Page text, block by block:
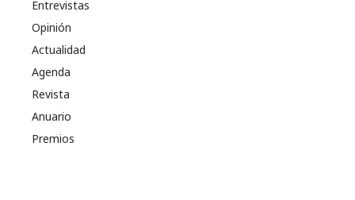
Entrevistas
Opinión
Actualidad
Agenda
Revista
Anuario
Premios